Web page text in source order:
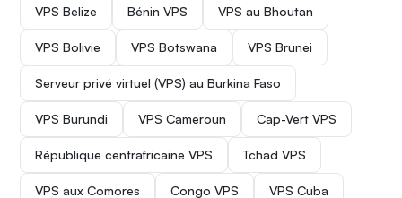
VPS Belize Bénin VPS VPS au Bhoutan
VPS Bolivie VPS Botswana VPS Brunei
Serveur privé virtuel (VPS) au Burkina Faso
VPS Burundi VPS Cameroun Cap-Vert VPS
République centrafricaine VPS Tchad VPS
VPS aux Comores Congo VPS VPS Cuba